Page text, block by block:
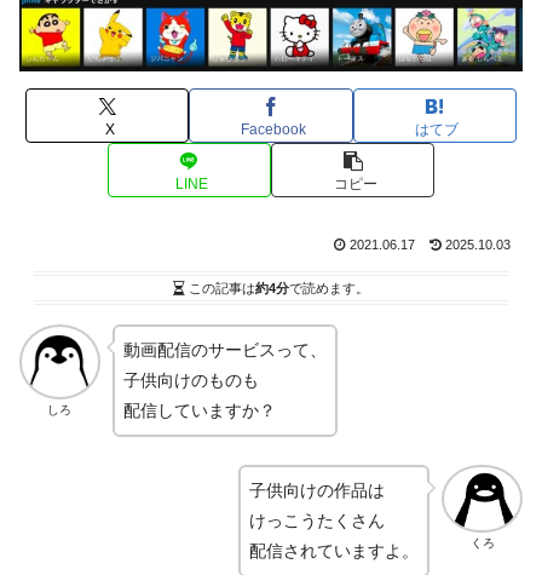
X Facebook はてブ
LINE コピー
2021.06.17 2025.10.03
この記事は約4分で読めます。
しろ
動画配信のサービスって、
子供向けのものも
配信していますか？
くろ
子供向けの作品は
けっこうたくさん
配信されていますよ。